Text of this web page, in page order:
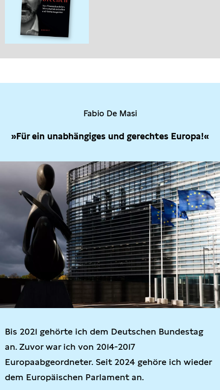
Fabio De Masi
»Für ein unabhängiges und gerechtes Europa!«
Bis 2021 gehörte ich dem Deutschen Bundestag
an. Zuvor war ich von 2014-2017
Europaabgeordneter. Seit 2024 gehöre ich wieder
dem Europäischen Parlament an.